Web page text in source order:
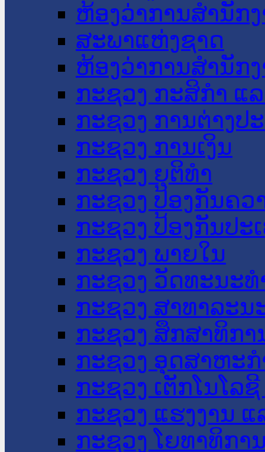
ຫ້ອງວ່າການສໍານັກ
ສະພາແຫ່ງຊາດ
ຫ້ອງວ່າການສຳນັກ
ກະຊວງ ກະສິກຳ ແ
ກະຊວງ ການຕ່າງປ
ກະຊວງ ການເງິນ
ກະຊວງ ຍຸຕິທໍາ
ກະຊວງ ປ້ອງກັນຄວ
ກະຊວງ ປ້ອງກັນປະ
ກະຊວງ ພາຍໃນ
ກະຊວງ ວັດທະນະ
ກະຊວງ ສາທາລະນ
ກະຊວງ ສຶກສາທິກາ
ກະຊວງ ອຸດສາຫະ
ກະຊວງ ເຕັກໂນໂລ
ກະຊວງ ແຮງງານ
ກະຊວງ ໂຍທາທິກາ